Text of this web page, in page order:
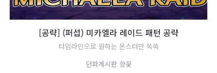
[공략] (퍼섭) 미카엘라 레이드 패턴 공략
타임라인으로 원하는 몬스터만 쏙쏙
던파게시판 향꽃